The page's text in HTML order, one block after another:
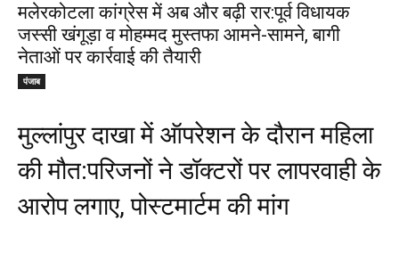
मलेरकोटला कांग्रेस में अब और बढ़ी रार:पूर्व विधायक
जस्सी खंगूड़ा व मोहम्मद मुस्तफा आमने-सामने, बागी
नेताओं पर कार्रवाई की तैयारी
पंजाब
मुल्लांपुर दाखा में ऑपरेशन के दौरान महिला
की मौत:परिजनों ने डॉक्टरों पर लापरवाही के
आरोप लगाए, पोस्टमार्टम की मांग